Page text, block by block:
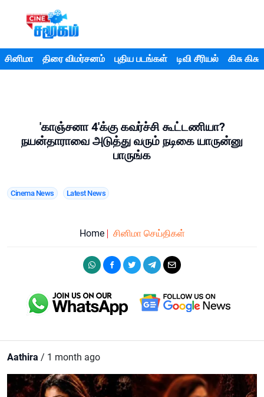
சினிமா திரை விமர்சனம் புதிய படங்கள் டிவி சீரியல் கிசு கிசு
'காஞ்சனா 4'க்கு கவர்ச்சி கூட்டணியா?
நயன்தாராவை அடுத்து வரும் நடிகை யாருன்னு
பாருங்க
Cinema News Latest News
Home சினிமா செய்திகள்
Aathira / 1 month ago